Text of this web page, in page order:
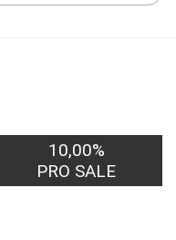
10,00%
PRO SALE